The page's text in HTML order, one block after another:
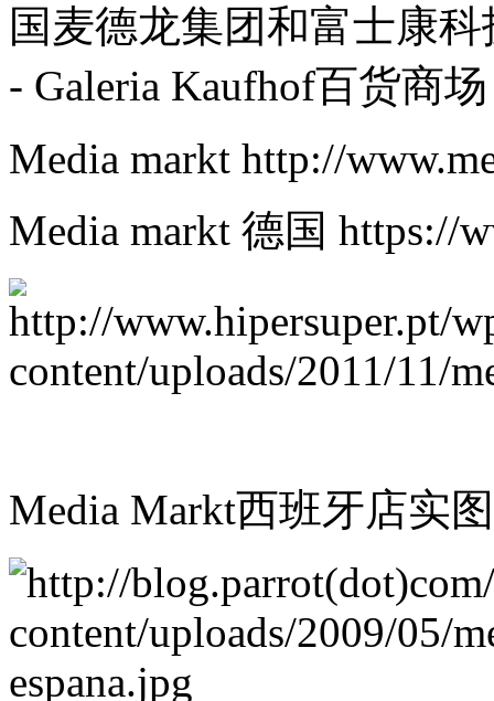
国麦德龙集团和富士康
- Galeria Kaufhof百货商
Media markt http://
Media markt 德国 https://
Media Markt西班牙店实图